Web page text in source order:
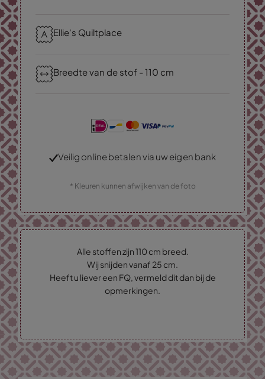
Ellie's Quiltplace
Breedte van de stof - 110 cm
Veilig online betalen via uw eigen bank
* Kleuren kunnen afwijken van de foto
Alle stoffen zijn 110 cm breed.
Wij snijden vanaf 25 cm.
Heeft u liever een FQ, vermeld dit dan bij de
opmerkingen.